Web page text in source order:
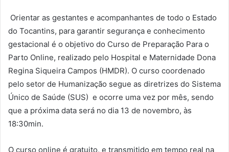
Orientar as gestantes e acompanhantes de todo o Estado
do Tocantins, para garantir segurança e conhecimento
gestacional é o objetivo do Curso de Preparação Para o
Parto Online, realizado pelo Hospital e Maternidade Dona
Regina Siqueira Campos (HMDR). O curso coordenado
pelo setor de Humanização segue as diretrizes do Sistema
Único de Saúde (SUS) e ocorre uma vez por mês, sendo
que a próxima data será no dia 13 de novembro, às
18:30min.
O curso online é gratuito, e transmitido em tempo real na